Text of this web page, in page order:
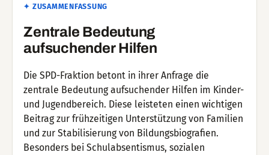
✦ ZUSAMMENFASSUNG
Zentrale Bedeutung
aufsuchender Hilfen
Die SPD-Fraktion betont in ihrer Anfrage die
zentrale Bedeutung aufsuchender Hilfen im Kinder-
und Jugendbereich. Diese leisteten einen wichtigen
Beitrag zur frühzeitigen Unterstützung von Familien
und zur Stabilisierung von Bildungsbiografien.
Besonders bei Schulabsentismus, sozialen